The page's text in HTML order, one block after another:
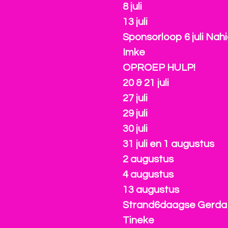
8 juli
13 juli
Sponsorloop 6 juli
Imke
OPROEP HULP!
20 & 21 juli
27 juli
29 juli
30 juli
31 juli en 1 augustus
2 augustus
4 augustus
13 augustus
Strand6daagse
Tineke